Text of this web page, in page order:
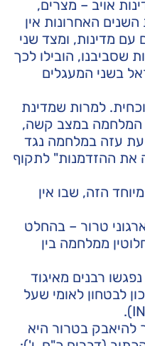
אויב – מצרים,
האחרונות אין
מדינות, ומצד שני
הובילו לכך
בשני המעגלים
למרות שמדינת
המלחמה במצב קשה,
עזה במלחמה נגד
את ההזדמנות" לתקוף
הזה, שבו אין
טרור – בהחלט
ממלחמה בין
רבנים מאיגוד
לבטחון לאומי שעל
להיאבק בטרור היא